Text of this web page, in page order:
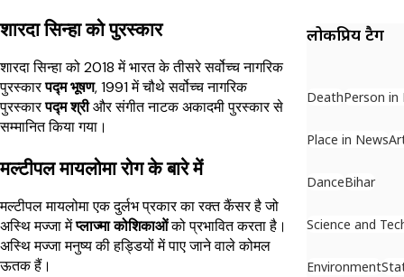
शारदा सिन्हा को पुरस्कार
शारदा सिन्हा को 2018 में भारत के तीसरे सर्वोच्च नागरिक
पुरस्कारपद्म भूषण, 1991 में चौथे सर्वोच्च नागरिक
पुरस्कारपद्म श्रीऔर संगीत नाटक अकादमी पुरस्कार से
सम्मानित किया गया।
मल्टीपल मायलोमा रोग के बारे में
मल्टीपल मायलोमा एक दुर्लभ प्रकार का रक्त कैंसर है जो
अस्थि मज्जा मेंप्लाज्मा कोशिकाओंको प्रभावित करता है।
अस्थि मज्जा मनुष्य की हड्डियों में पाए जाने वाले कोमल
ऊतक हैं।
लोकप्रिय टैग
DeathPerson in
Place in News
DanceBihar
Science and
Environment